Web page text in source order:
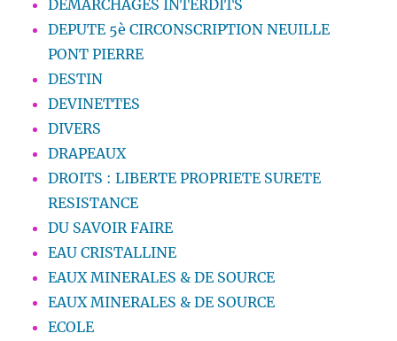
DEMARCHAGES INTERDITS
DEPUTE 5è CIRCONSCRIPTION NEUILLE
PONT PIERRE
DESTIN
DEVINETTES
DIVERS
DRAPEAUX
DROITS : LIBERTE PROPRIETE SURETE
RESISTANCE
DU SAVOIR FAIRE
EAU CRISTALLINE
EAUX MINERALES & DE SOURCE
EAUX MINERALES & DE SOURCE
ECOLE